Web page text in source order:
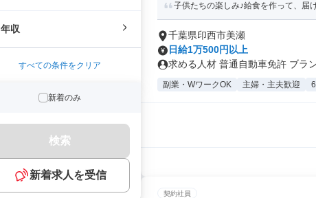
年収
すべての条件をクリア
新着のみ
検索
新着求人を受信
子供たちの楽しみ♪給食を作って、届
千葉県印西市美瀬
日給1万500円以上
求める人材 普通自動車免許 ブラ
副業・WワークOK 主婦・主夫歓迎
契約社員